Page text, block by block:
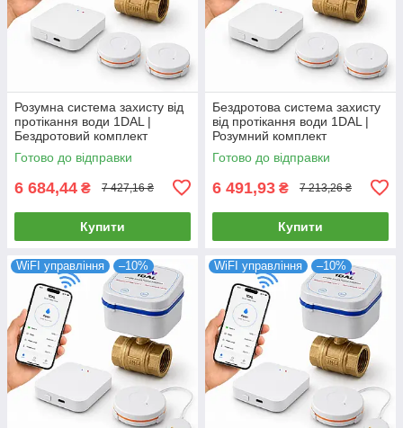
Розумна система захисту від
протікання води 1DAL |
Бездротовий комплект
антипотопу StandartKit 3/4"
(STKT34)
Готово до відправки
6 684,44 ₴ 7 427,16 ₴
Купити
Бездротова система захисту
від протікання води 1DAL |
Розумний комплект
антипотопу StandartKit 1/2"
(STKT12)
Готово до відправки
6 491,93 ₴ 7 213,26 ₴
Купити
WiFI управління –10% WiFI управління –10%